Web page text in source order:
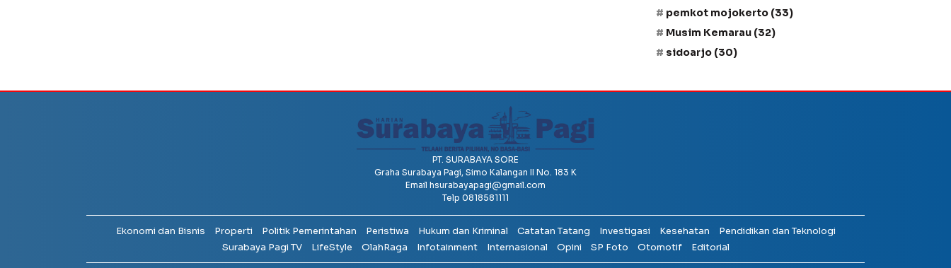
pemkot mojokerto (33)
Musim Kemarau (32)
sidoarjo (30)
PT. SURABAYA SORE
Graha Surabaya Pagi, Simo Kalangan II No. 183 K
Email hsurabayapagi@gmail.com
Telp 0818581111
Ekonomi dan Bisnis Properti Politik Pemerintahan Peristiwa Hukum dan Kriminal Catatan Tatang Investigasi Kesehatan
Pendidikan dan Teknologi
Surabaya Pagi TV
LifeStyle OlahRaga Infotainment Internasional Opini SP Foto Otomotif Editorial